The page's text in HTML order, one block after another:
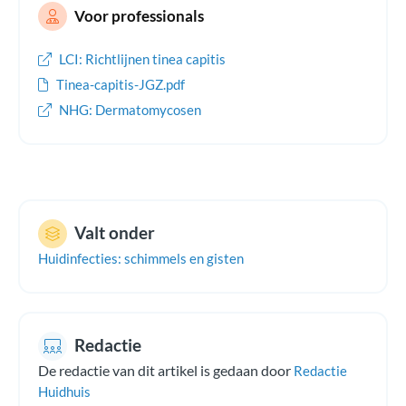
Valt onder
Huidinfecties: schimmels en gisten
Redactie
De redactie van dit artikel is gedaan door Redactie
Huidhuis
Voor professionals
LCI: Richtlijnen tinea capitis
Tinea-capitis-JGZ.pdf
NHG: Dermatomycosen